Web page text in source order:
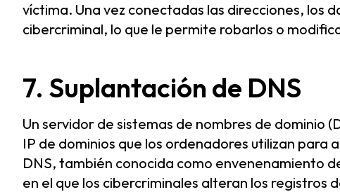
víctima. Una vez conectadas las direcciones, los
cibercriminal, lo que le permite robarlos o
7. Suplantación de DNS
Un servidor de sistemas de nombres de dominio
IP de dominios que los ordenadores utilizan para
DNS, también conocida como envenenamiento
en el que los cibercriminales alteran los registros